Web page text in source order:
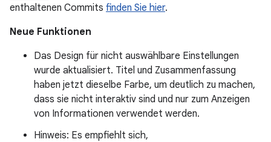
enthaltenen Commits finden Sie hier.
Neue Funktionen
Das Design für nicht auswählbare Einstellungen
wurde aktualisiert. Titel und Zusammenfassung
haben jetzt dieselbe Farbe, um deutlich zu machen,
dass sie nicht interaktiv sind und nur zum Anzeigen
von Informationen verwendet werden.
Hinweis: Es empfiehlt sich,